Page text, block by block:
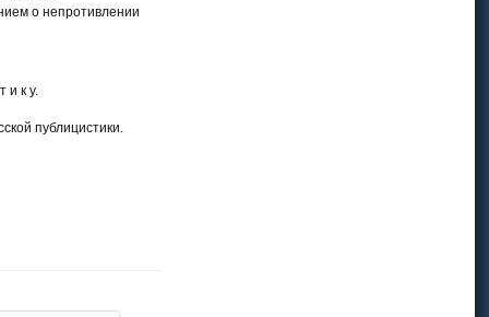
о непротивлении
и к у.
публицистики.